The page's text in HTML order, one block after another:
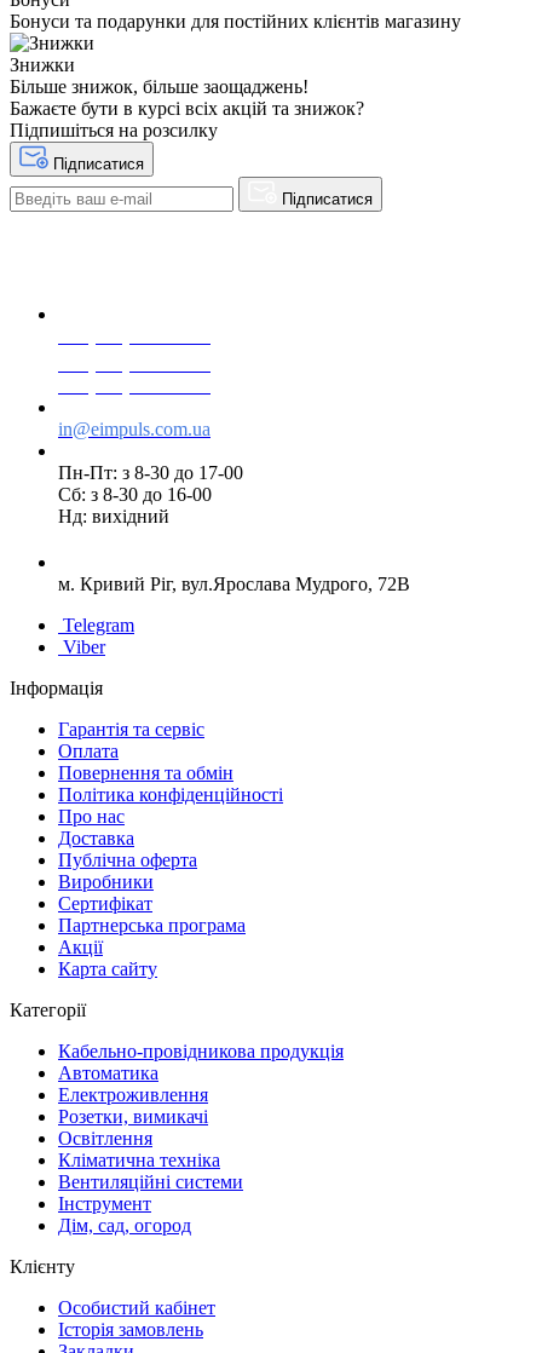
Бонуси та подарунки для постійних клієнтів магазину
Знижки
Більше знижок, більше заощаджень!
Бажаєте бути в курсі всіх акцій та знижок?
Підпишіться на розсилку
Підписатися
Підписатися
in@eimpuls.com.ua
Пн-Пт: з 8-30 до 17-00
Сб: з 8-30 до 16-00
Нд: вихідний
м. Кривий Ріг, вул.Ярослава Мудрого, 72В
Telegram
Viber
Інформація
Гарантія та сервіс
Оплата
Повернення та обмін
Політика конфіденційності
Про нас
Доставка
Публічна оферта
Виробники
Сертифікат
Партнерська програма
Акції
Карта сайту
Категорії
Кабельно-провідникова продукція
Автоматика
Електроживлення
Розетки, вимикачі
Освітлення
Кліматична техніка
Вентиляційні системи
Інструмент
Дім, сад, огород
Клієнту
Особистий кабінет
Історія замовлень